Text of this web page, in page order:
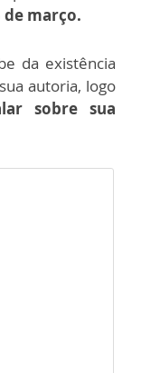
março.
da existência
autoria, logo
sobre sua